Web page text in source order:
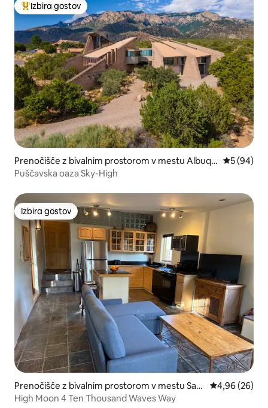
Najbolj priljubljena prenočišča z značko »Izbira gostov«
Izbira gostov
Prenočišče z bivalnim prostorom v mestu Albuqu
erque
5 (94)
Puščavska oaza Sky-High
Izbira gostov
Izbira gostov
Prenočišče z bivalnim prostorom v mestu Sant
a Fe
Povprečna
4,96 (26)
High Moon 4 Ten Thousand Waves Way